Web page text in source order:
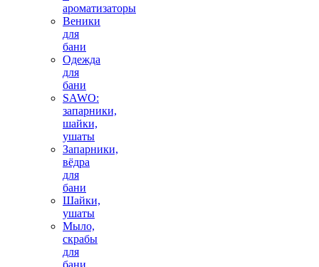
ароматизаторы
Веники
для
бани
Одежда
для
бани
SAWO:
запарники,
шайки,
ушаты
Запарники,
вёдра
для
бани
Шайки,
ушаты
Мыло,
скрабы
для
бани